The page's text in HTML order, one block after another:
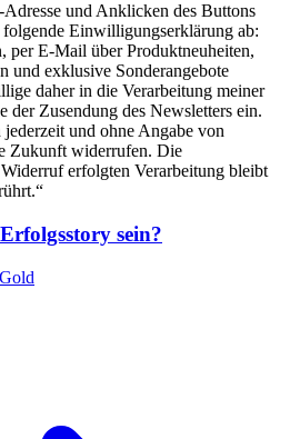
und Anklicken des Buttons
Einwilligungserklärung ab:
per E-Mail über Produktneuheiten,
und exklusive Sonderangebote
daher in die Verarbeitung meiner
Zusendung des Newsletters ein.
und ohne Angabe von
Zukunft widerrufen. Die
erfolgten Verarbeitung bleibt
Erfolgsstory sein?